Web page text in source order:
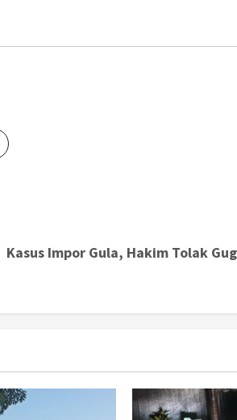
Kasus Impor Gula, Hakim Tolak